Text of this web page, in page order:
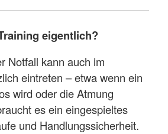
eigentlich?
Notfall kann auch im
eintreten – etwa wenn ein
wird oder die Atmung
es ein eingespieltes
und Handlungssicherheit.